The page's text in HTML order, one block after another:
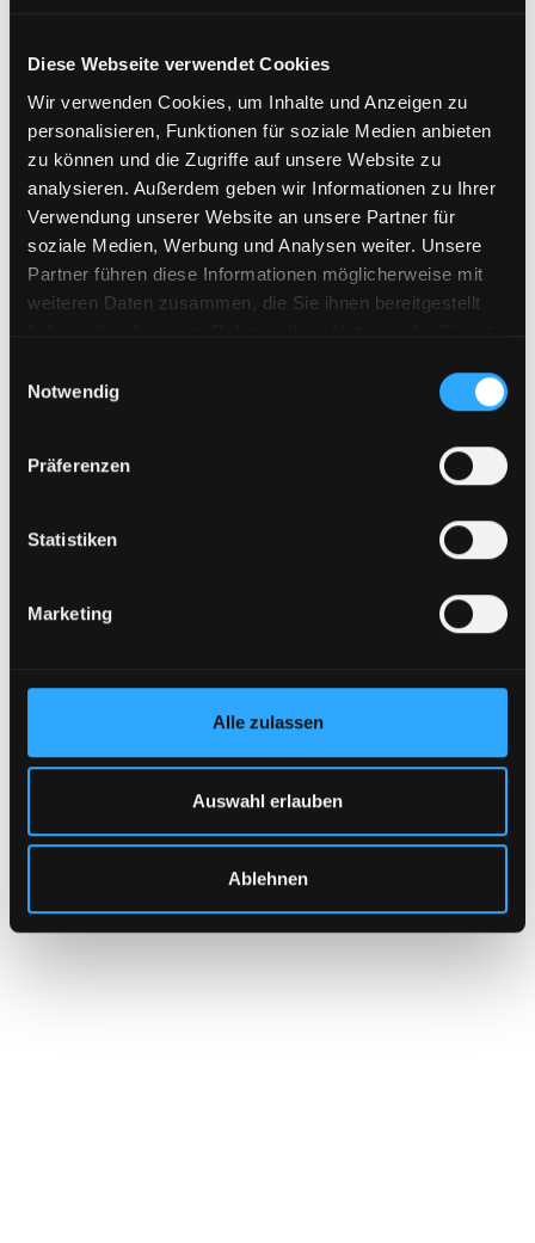
Diese Webseite verwendet Cookies
Wir verwenden Cookies, um Inhalte und Anzeigen zu
personalisieren, Funktionen für soziale Medien anbieten
zu können und die Zugriffe auf unsere Website zu
analysieren. Außerdem geben wir Informationen zu Ihrer
Verwendung unserer Website an unsere Partner für
soziale Medien, Werbung und Analysen weiter. Unsere
Partner führen diese Informationen möglicherweise mit
weiteren Daten zusammen, die Sie ihnen bereitgestellt
Notwendig
Präferenzen
Statistiken
Marketing
Alle zulassen
Auswahl erlauben
Ablehnen